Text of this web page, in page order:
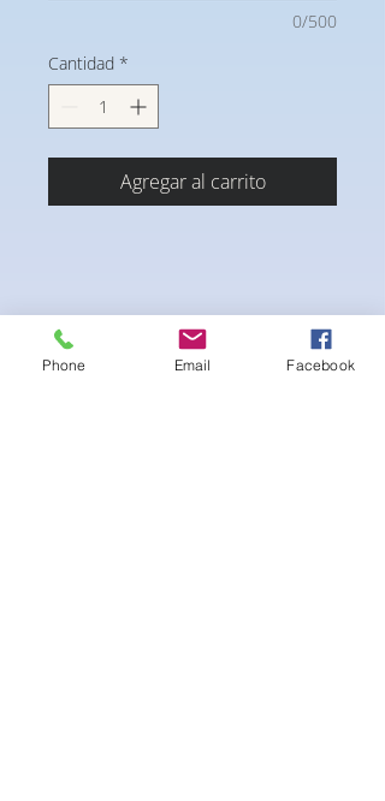
0/500
Cantidad *
Agregar al carrito
Phone Email Facebook